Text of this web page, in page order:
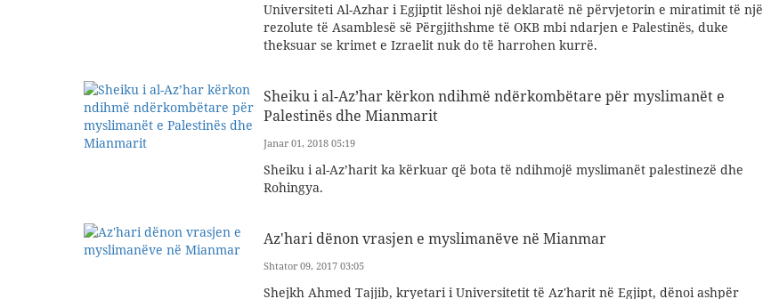
Universiteti Al-Azhar i Egjiptit lëshoi ​​një deklaratë në përvjetorin e miratimit të një
rezolute të Asamblesë së Përgjithshme të OKB mbi ndarjen e Palestinës, duke
theksuar se krimet e Izraelit nuk do të harrohen kurrë.
Sheiku i al-Az’har kërkon ndihmë ndërkombëtare për myslimanët e
Palestinës dhe Mianmarit
Janar 01, 2018 05:19
Sheiku i al-Az’harit ka kërkuar që bota të ndihmojë myslimanët palestinezë dhe
Rohingya.
Az'hari dënon vrasjen e myslimanëve në Mianmar
Shtator 09, 2017 03:05
Shejkh Ahmed Tajjib, kryetari i Universitetit të Az'harit në Egjipt, dënoi ashpër